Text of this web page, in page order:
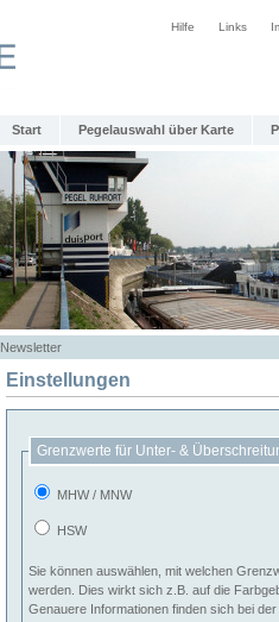
Hilfe Links
Start Pegelauswahl über Karte
Newsletter
Einstellungen
Grenzwerte für Unter- &
MHW / MNW
HSW
Sie können auswählen, mit welchen
werden. Dies wirkt sich z.B. auf die
Genauere Informationen finden sich bei der